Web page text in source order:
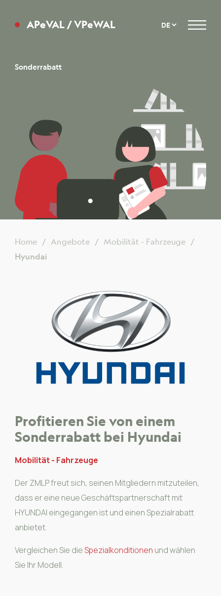
APeVAL / VPeWAL
Menu
Sonderrabatt
Home Angebote
Mobilität - Fahrzeuge
Hyundai
Profitieren Sie von einem
Sonderrabatt bei Hyundai
Mobilität - Fahrzeuge
Der ZMLP freut sich, seinen Mitgliedern mitzuteilen,
dass er eine neue Geschäftspartnerschaft mit
HYUNDAI eingegangen ist und einen Spezialrabatt
anbietet.
Vergleichen Sie dieSpezialkonditionen und wählen
Sie Ihr Modell.